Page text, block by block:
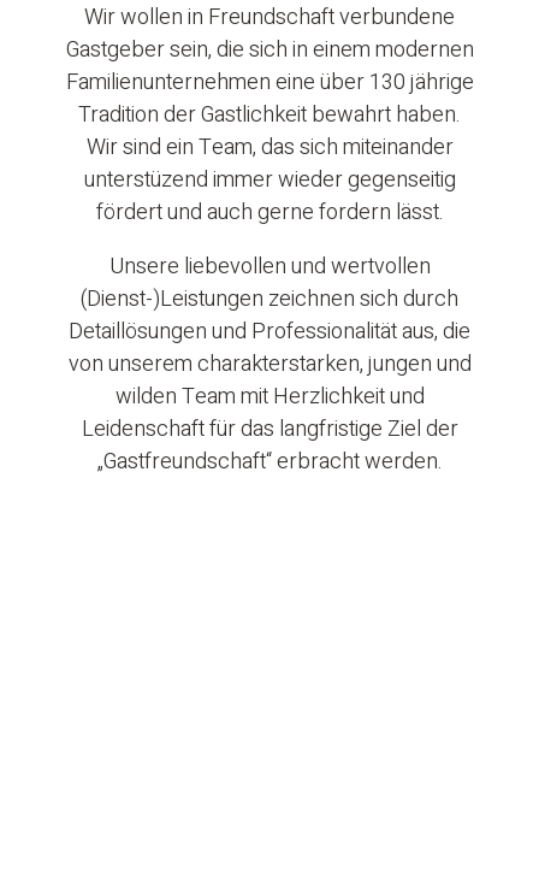
Wir wollen in Freundschaft verbundene
Gastgeber sein, die sich in einem modernen
Familienunternehmen eine über 130 jährige
Tradition der Gastlichkeit bewahrt haben.​
Wir sind ein Team, das sich miteinander
unterstüzend immer wieder gegenseitig
fördert und auch gerne fordern lässt.
Unsere liebevollen und wertvollen
(Dienst-)Leistungen zeichnen sich durch
Detaillösungen und Professionalität aus, die
von unserem charakterstarken, jungen und
wilden Team mit Herzlichkeit und
Leidenschaft für das langfristige Ziel der
„Gastfreundschaft“ erbracht werden.